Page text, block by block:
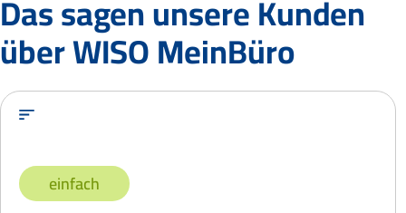
Das sagen unsere Kunden
über WISO MeinBüro
einfach